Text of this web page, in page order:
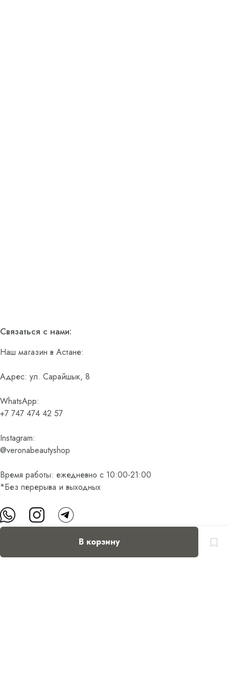
В корзину
Связаться с нами:
Наш магазин в Астане:
Адрес: ул. Сарайшык, 8
WhatsApp:
+7 747 474 42 57
Instagram:
@veronabeautyshop
Время работы: ежедневно с 10:00-21:00
*Без перерыва и выходных
Доставка и оплата